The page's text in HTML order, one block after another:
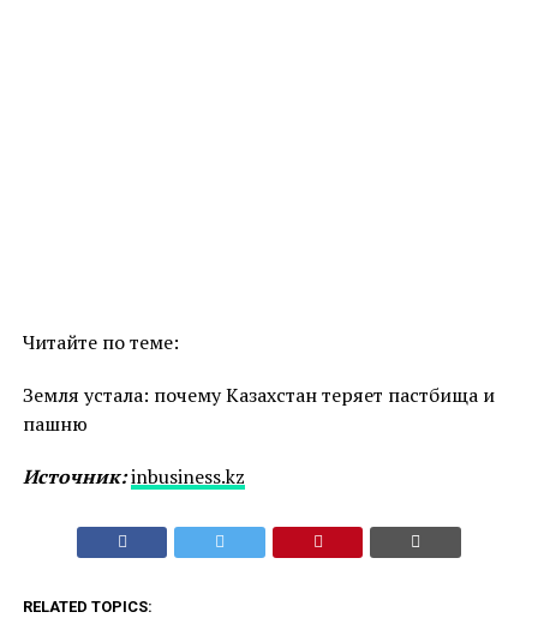
Читайте по теме:
Земля устала: почему Казахстан теряет пастбища и
пашню
Источник:inbusiness.kz
RELATED TOPICS: